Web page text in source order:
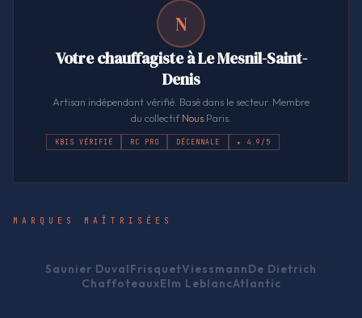
N
Votre chauffagiste à Le Mesnil-Saint-
Denis
Artisan indépendant vérifié. Basé dans le secteur. Membre
du collectifNous .Paris.
KBIS VÉRIFIÉ RC PRO DÉCENNALE ★ 4.9/5
MARQUES MAÎTRISÉES
Saunier DuvalFrisquetViessmannDe Dietrich
ChaffoteauxElm LeblancAtlantic